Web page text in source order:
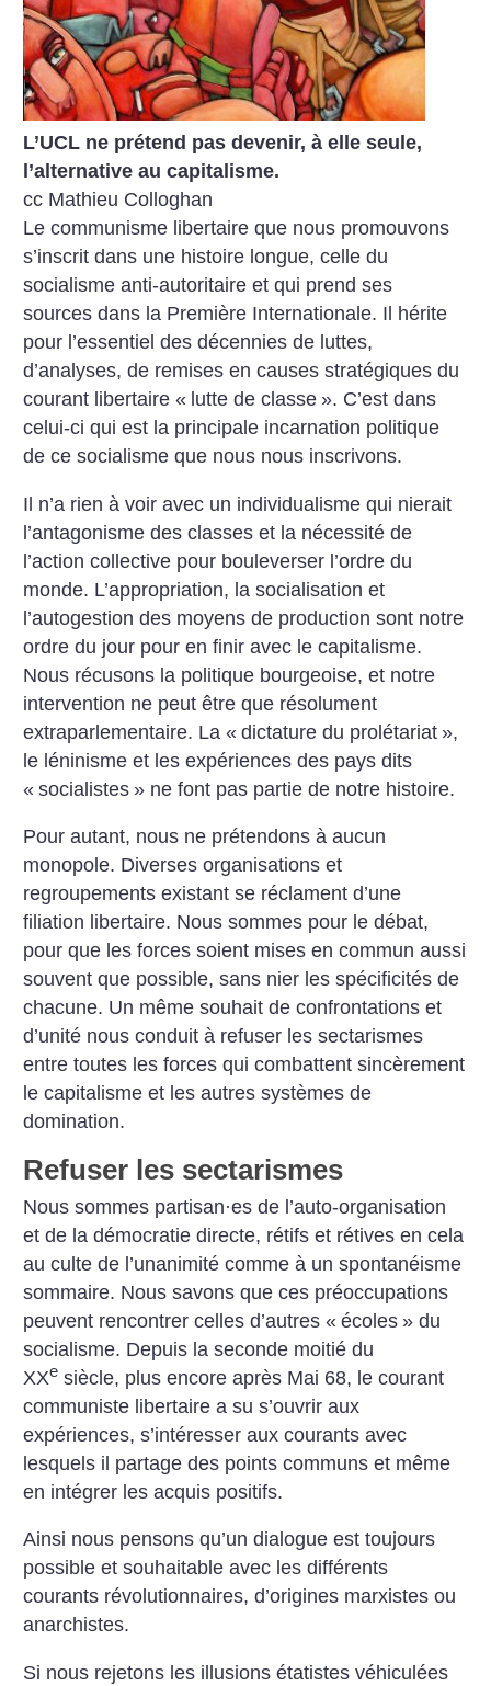
L’UCL ne prétend pas devenir, à elle seule,
l’alternative au capitalisme.
cc Mathieu Colloghan
Le communisme libertaire que nous promouvons
s’inscrit dans une histoire longue, celle du
socialisme anti-autoritaire et qui prend ses
sources dans la Première Internationale. Il hérite
pour l’essentiel des décennies de luttes,
d’analyses, de remises en causes stratégiques du
courant libertaire « lutte de classe ». C’est dans
celui-ci qui est la principale incarnation politique
de ce socialisme que nous nous inscrivons.
Il n’a rien à voir avec un individualisme qui nierait
l’antagonisme des classes et la nécessité de
l’action collective pour bouleverser l’ordre du
monde. L’appropriation, la socialisation et
l’autogestion des moyens de production sont notre
ordre du jour pour en finir avec le capitalisme.
Nous récusons la politique bourgeoise, et notre
intervention ne peut être que résolument
extraparlementaire. La « dictature du prolétariat »,
le léninisme et les expériences des pays dits
« socialistes » ne font pas partie de notre histoire.
Pour autant, nous ne prétendons à aucun
monopole. Diverses organisations et
regroupements existant se réclament d’une
filiation libertaire. Nous sommes pour le débat,
pour que les forces soient mises en commun aussi
souvent que possible, sans nier les spécificités de
chacune. Un même souhait de confrontations et
d’unité nous conduit à refuser les sectarismes
entre toutes les forces qui combattent sincèrement
le capitalisme et les autres systèmes de
domination.
Refuser les sectarismes
Nous sommes partisan·es de ­l’auto-organisation
et de la démocratie directe, rétifs et rétives en cela
au culte de l’unanimité comme à un spontanéisme
sommaire. Nous savons que ces préoccupations
peuvent rencontrer celles d’autres « écoles » du
socialisme. Depuis la seconde moitié du
XXe siècle, plus encore après Mai 68, le courant
communiste libertaire a su s’ouvrir aux
expériences, s’intéresser aux courants avec
lesquels il partage des points communs et même
en intégrer les acquis positifs.
Ainsi nous pensons qu’un dialogue est toujours
possible et souhaitable avec les différents
courants révolutionnaires, d’origines marxistes ou
anarchistes.
Si nous rejetons les illusions étatistes véhiculées